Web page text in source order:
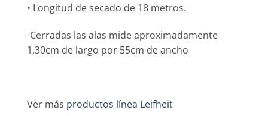
• Longitud de secado de 18 metros.
-Cerradas las alas mide aproximadamente
1,30cm de largo por 55cm de ancho
Ver más productos línea Leifheit